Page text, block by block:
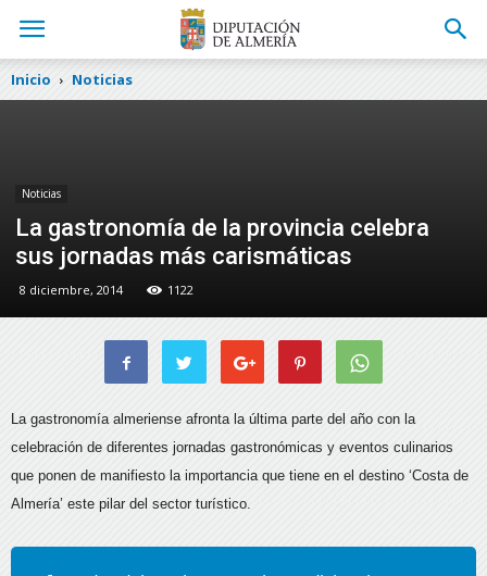
Inicio Noticias
Noticias
La gastronomía de la provincia celebra
sus jornadas más carismáticas
8 diciembre, 2014 1122
La gastronomía almeriense afronta la última parte del año con la
celebración de diferentes jornadas gastronómicas y eventos culinarios
que ponen de manifiesto la importancia que tiene en el destino ‘Costa de
Almería’ este pilar del sector turístico.